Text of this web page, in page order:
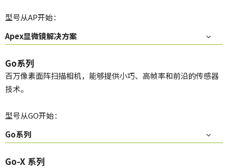
型号从AP开始：
Apex显微镜解决方案
Go系列
百万像素面阵扫描相机，能够提供小巧、高帧率和前沿的传感器
技术。
型号从GO开始：
Go系列
Go-X 系列